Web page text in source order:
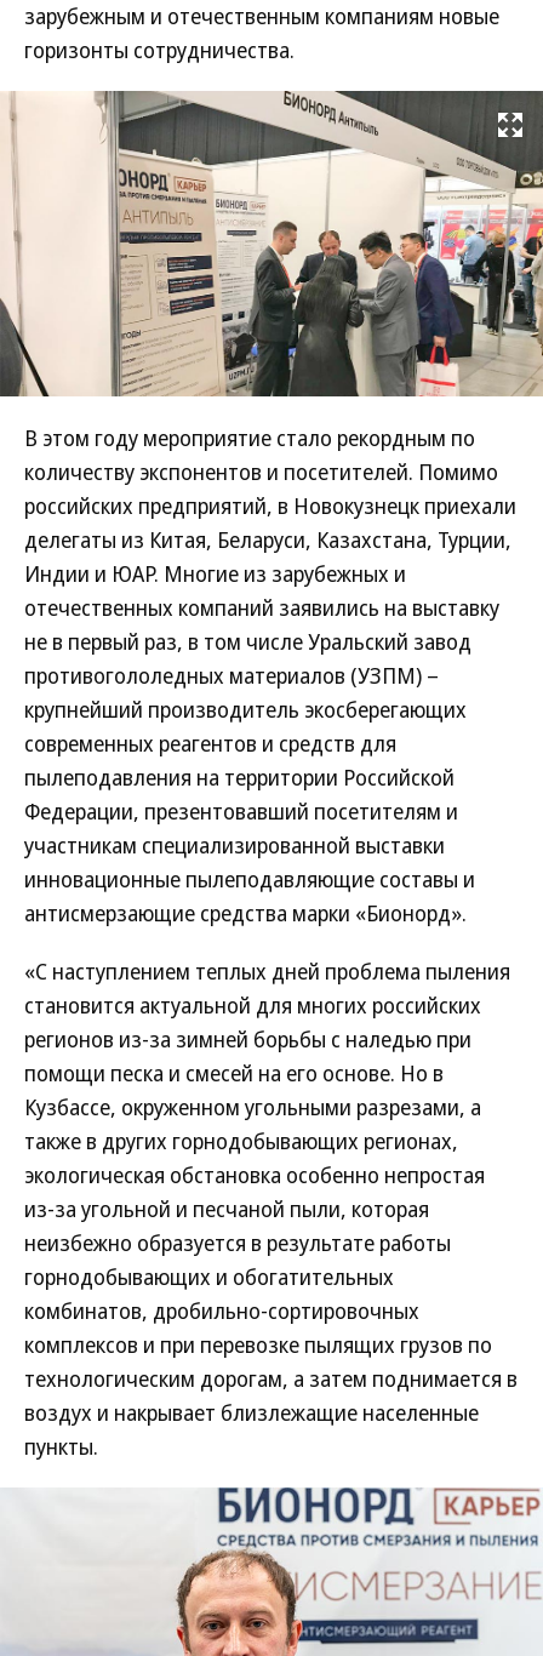
зарубежным и отечественным компаниям новые
горизонты сотрудничества.
Развернуть
В этом году мероприятие стало рекордным по
количеству экспонентов и посетителей. Помимо
российских предприятий, в Новокузнецк приехали
делегаты из Китая, Беларуси, Казахстана, Турции,
Индии и ЮАР. Многие из зарубежных и
отечественных компаний заявились на выставку
не в первый раз, в том числе Уральский завод
противогололедных материалов (УЗПМ) –
крупнейший производитель экосберегающих
современных реагентов и средств для
пылеподавления на территории Российской
Федерации, презентовавший посетителям и
участникам специализированной выставки
инновационные пылеподавляющие составы и
антисмерзающие средства марки «Бионорд».
«С наступлением теплых дней проблема пыления
становится актуальной для многих российских
регионов из-за зимней борьбы с наледью при
помощи песка и смесей на его основе. Но в
Кузбассе, окруженном угольными разрезами, а
также в других горнодобывающих регионах,
экологическая обстановка особенно непростая
из-за угольной и песчаной пыли, которая
неизбежно образуется в результате работы
горнодобывающих и обогатительных
комбинатов, дробильно-сортировочных
комплексов и при перевозке пылящих грузов по
технологическим дорогам, а затем поднимается в
воздух и накрывает близлежащие населенные
пункты.